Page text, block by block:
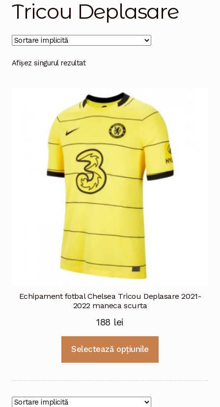
Tricou Deplasare
Afișez singurul rezultat
Echipament fotbal Chelsea Tricou Deplasare 2021-
2022 maneca scurta
188 lei
Selectează opțiunile
mai